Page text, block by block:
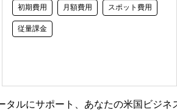
初期費用 月額費用 スポット費用
従量課金
タルにサポート、あなたの米国ビジネ